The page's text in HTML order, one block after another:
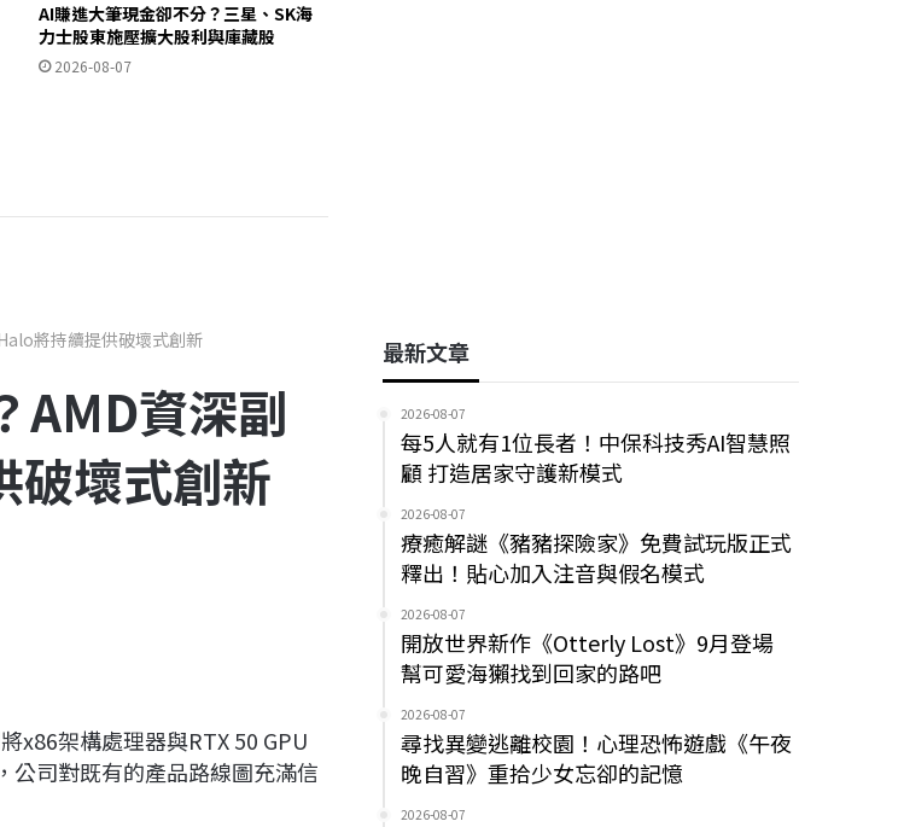
AI賺進大筆現金卻不分？三星、SK海
力士股東施壓擴大股利與庫藏股
2026-08-07